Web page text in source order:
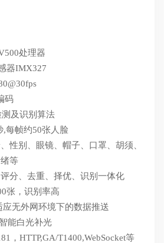
处理器
器IMX327
码
及识别算法
,每帧约50张人脸
性别、眼镜、帽子、口罩、胡须、
等
分、去重、择优、识别一体化
张，识别率高
无外网环境下的数据推送
能白光补光
，HTTP,GA/T1400,WebSocket等